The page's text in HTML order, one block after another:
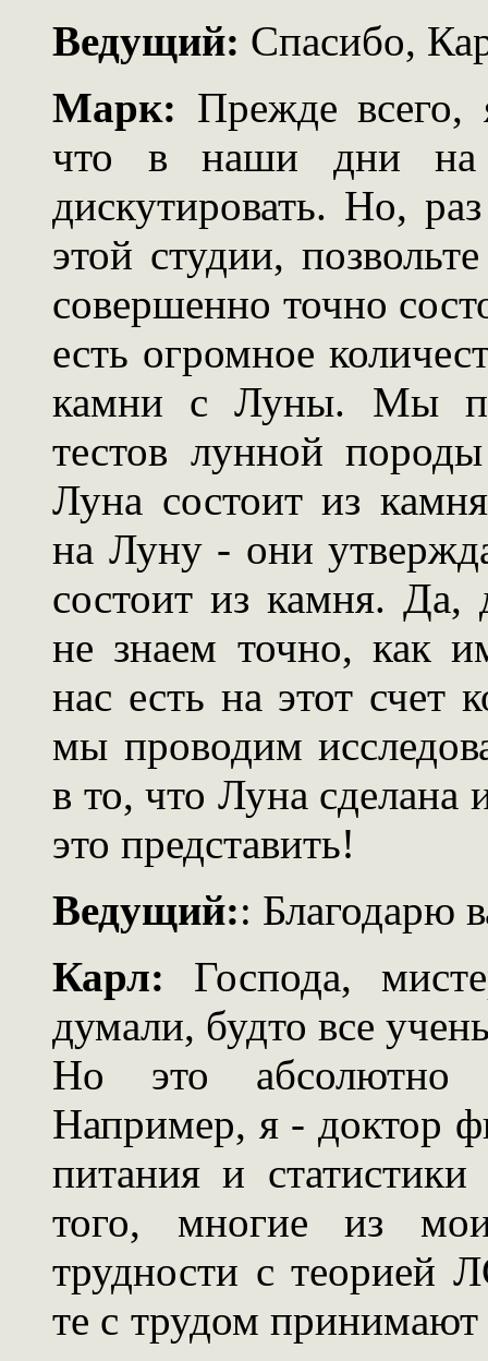
Ведущий: Спасибо,
Марк: Прежде всего,
что в наши дни на
дискутировать. Но,
этой студии,
совершенно точно
есть огромное
камни с Луны. Мы
тестов лунной
Луна состоит из
на Луну - они
состоит из камня. Да,
не знаем точно, как
нас есть на этот счет
мы проводим
в то, что Луна сделана
это представить!
Ведущий:: Благодарю
Карл: Господа,
думали, будто все
Но это абсолютно
Например, я - доктор
питания и
того, многие из
трудности с
те с трудом